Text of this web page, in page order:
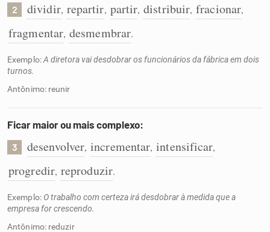
Sinônimos
2 dividir, repartir, partir, distribuir, fracionar,
fragmentar, desmembrar.
Exemplo:A diretora vai desdobrar os funcionários da fábrica em dois
turnos.
Antônimo: reunir
Ficar maior ou mais complexo:
3 desenvolver, incrementar, intensificar,
progredir, reproduzir.
Exemplo: O trabalho com certeza irá desdobrar à medida que a
empresa for crescendo.
Antônimo: reduzir